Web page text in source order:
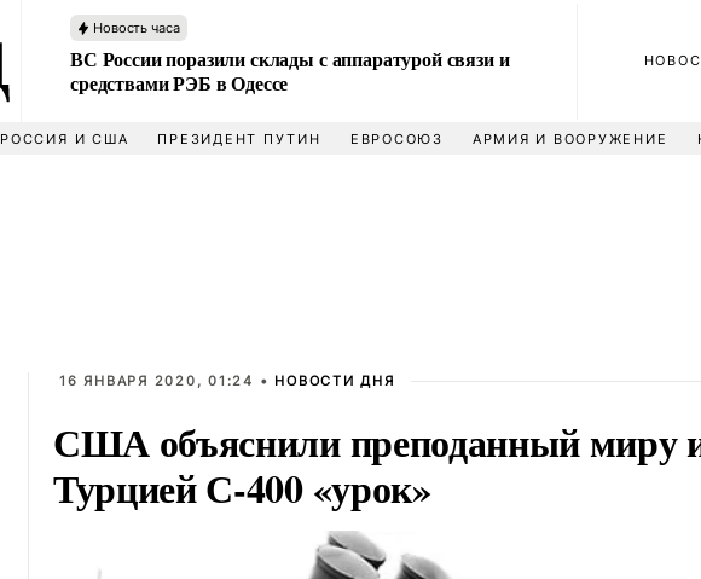
Новость часа
ВС России поразили склады с аппаратурой связи и
средствами РЭБ в Одессе
РОССИЯ И США ПРЕЗИДЕНТ ПУТИН ЕВРОСОЮЗ АРМИЯ И ВООРУЖЕНИЕ
16 ЯНВАРЯ 2020, 01:24 • НОВОСТИ ДНЯ
США объяснили преподанный миру
Турцией С-400 «урок»